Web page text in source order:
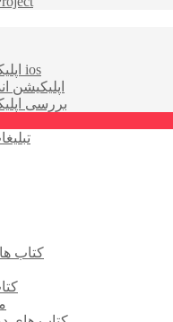
اپلیکیشن ios
اپلیکیشن
بررسی
کتاب